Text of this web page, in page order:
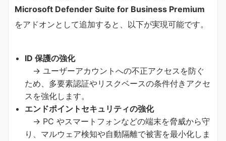
Microsoft Defender Suite for Business Premium
をアドオンとして追加すると、以下が実現可能です。
ID 保護の強化
→ ユーザーアカウントへの不正アクセスを防ぐ
ため、多要素認証やリスクベースの条件付きアクセ
スを強化します。
エンドポイントセキュリティの強化
→ PC やスマートフォンなどの端末を脅威から守
り、マルウェア検知や自動隔離で被害を最小化しま